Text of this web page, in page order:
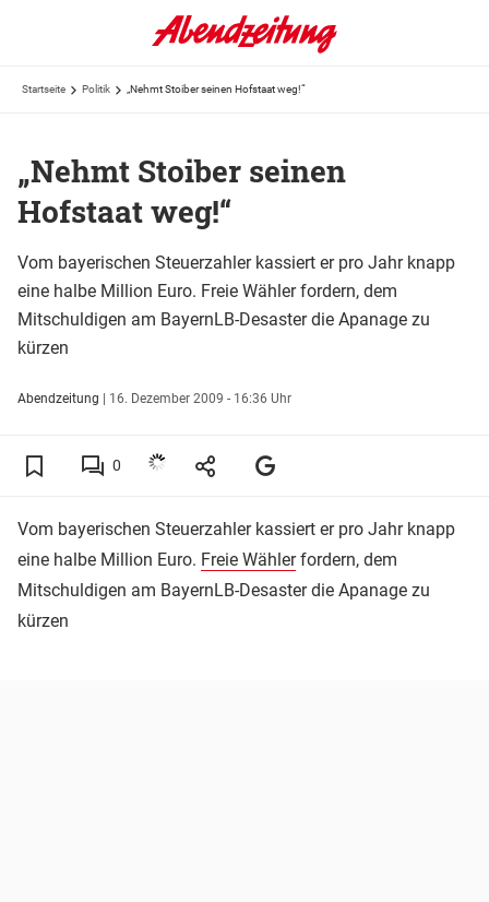
Startseite Politik „Nehmt Stoiber seinen Hofstaat weg!“
„Nehmt Stoiber seinen
Hofstaat weg!“
Vom bayerischen Steuerzahler kassiert er pro Jahr knapp
eine halbe Million Euro. Freie Wähler fordern, dem
Mitschuldigen am BayernLB-Desaster die Apanage zu
kürzen
Abendzeitung | 16. Dezember 2009 - 16:36 Uhr
0
Vom bayerischen Steuerzahler kassiert er pro Jahr knapp
eine halbe Million Euro. Freie Wählerfordern, dem
Mitschuldigen am BayernLB-Desaster die Apanage zu
kürzen